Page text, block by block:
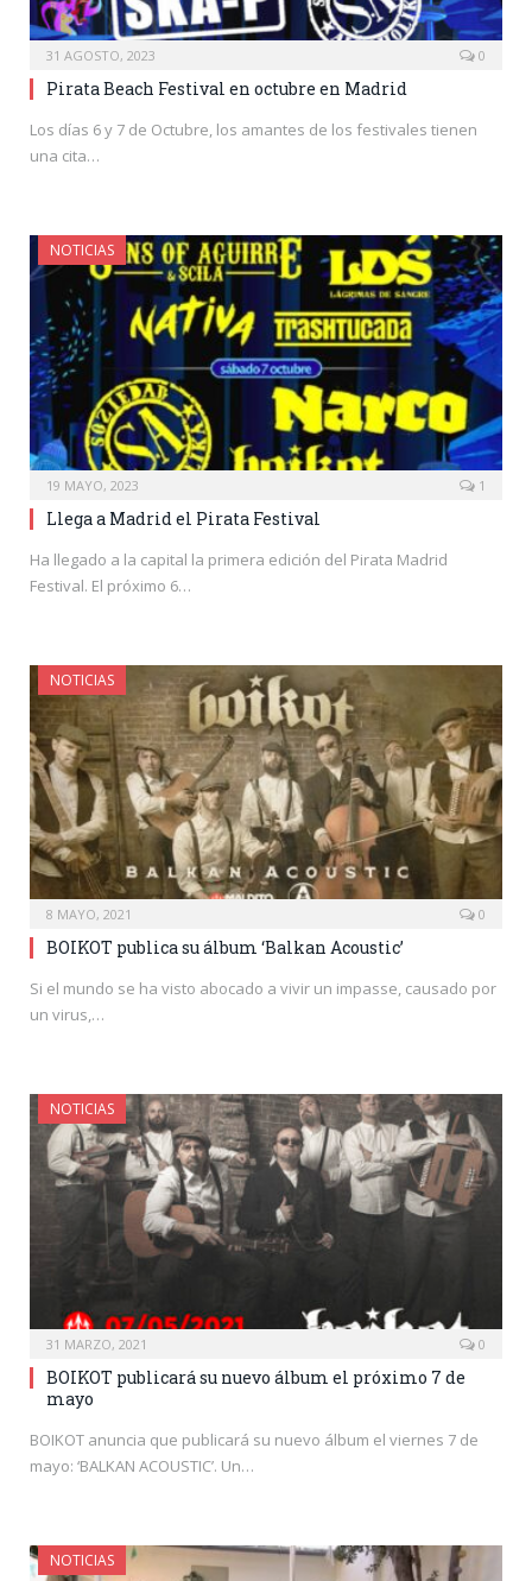
31 AGOSTO, 2023 0
Pirata Beach Festival en octubre en Madrid
Los días 6 y 7 de Octubre, los amantes de los festivales tienen
una cita…
NOTICIAS
19 MAYO, 2023 1
Llega a Madrid el Pirata Festival
Ha llegado a la capital la primera edición del Pirata Madrid
Festival. El próximo 6…
NOTICIAS
8 MAYO, 2021 0
BOIKOT publica su álbum ‘Balkan Acoustic’
Si el mundo se ha visto abocado a vivir un impasse, causado por
un virus,…
NOTICIAS
31 MARZO, 2021 0
BOIKOT publicará su nuevo álbum el próximo 7 de
mayo
BOIKOT anuncia que publicará su nuevo álbum el viernes 7 de
mayo: ‘BALKAN ACOUSTIC’. Un…
NOTICIAS